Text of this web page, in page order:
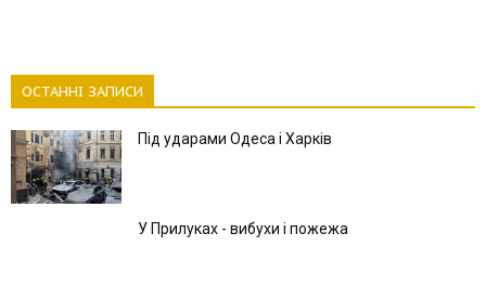
ОСТАННІ ЗАПИСИ
Під ударами Одеса і Харків
У Прилуках - вибухи і пожежа